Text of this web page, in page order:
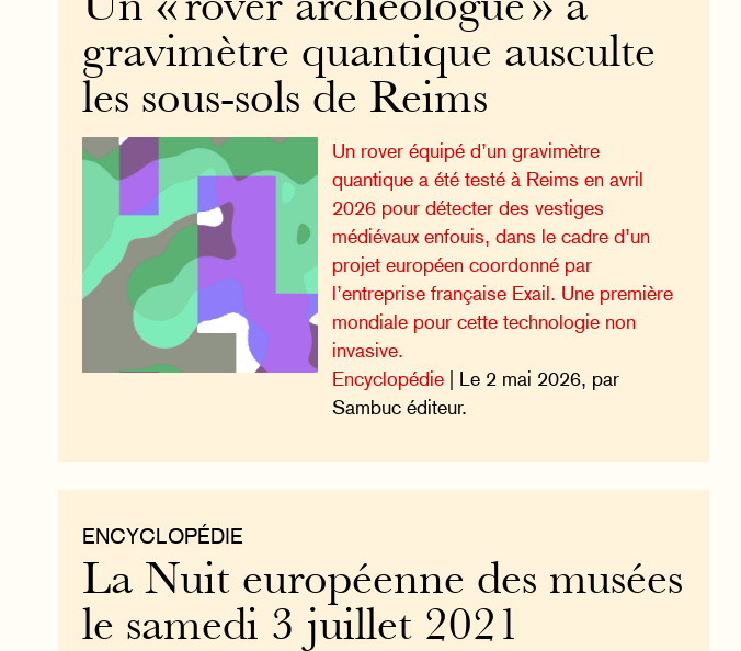
Un « rover archéologue » à
gravimètre quantique ausculte
les sous-sols de Reims
Un rover équipé d’un gravimètre
quantique a été testé à Reims en avril
2026 pour détecter des vestiges
médiévaux enfouis, dans le cadre d’un
projet européen coordonné par
l’entreprise française Exail. Une première
mondiale pour cette technologie non
invasive.
Encyclopédie | Le 2 mai 2026, par
Sambuc éditeur.
ENCYCLOPÉDIE
La Nuit européenne des musées
le samedi 3 juillet 2021